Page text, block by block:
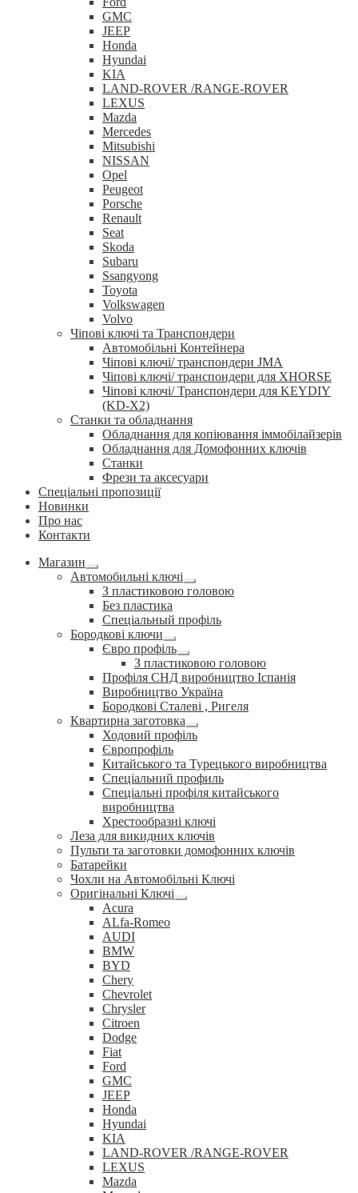
GMC
JEEP
Honda
Hyundai
KIA
LAND-ROVER /RANGE-ROVER
LEXUS
Mazda
Mercedes
Mitsubishi
NISSAN
Opel
Peugeot
Porsche
Renault
Seat
Skoda
Subaru
Ssangyong
Toyota
Volkswagen
Volvo
Чіпові ключі та Транспондери
Автомобільні Контейнера
Чіпові ключі/ транспондери JMA
Чіпові ключі/ транспондери для XHORSE
Чіпові ключі/ Транспондери для KEYDIY
(KD-X2)
Станки та обладнання
Обладнання для копіювання іммобілайзерів
Обладнання для Домофонних ключів
Станки
Фрези та аксесуари
Спеціальні пропозиції
Новинки
Про нас
Контакти
Магазин
Розгорнуте
вкладене
меню
Автомобильні ключі
Розгорнуте
вкладене
З пластиковою головою
Без пластика
Спеціальный профіль
Бородкові ключи
Розгорнуте
вкладене
меню
Євро профіль
Розгорнуте
вкладене
меню
З пластиковою головою
Профіля СНД виробництво Іспанія
Виробництво Україна
Бородкові Сталеві , Ригеля
Квартирна заготовка
Розгорнуте
вкладене
Ходовий профіль
Європрофіль
Китайського та Турецького виробництва
Спеціальний профиль
Спеціальні профіля китайського
виробництва
Хрестообразні ключі
Леза для викидних ключів
Пульти та заготовки домофонних ключів
Батарейки
Чохли на Автомобільні Ключі
Оригінальні Ключі
Розгорнуте
Acura
ALfa-Romeo
AUDI
BMW
BYD
Chery
Chevrolet
Chrysler
Citroen
Dodge
Fiat
Ford
GMC
JEEP
Honda
Hyundai
KIA
LAND-ROVER /RANGE-ROVER
LEXUS
Mazda